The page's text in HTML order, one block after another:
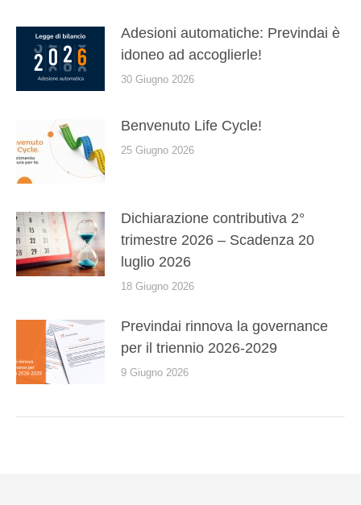
Adesioni automatiche: Previndai è
idoneo ad accoglierle!
30 Giugno 2026
Benvenuto Life Cycle!
25 Giugno 2026
Dichiarazione contributiva 2°
trimestre 2026 – Scadenza 20
luglio 2026
18 Giugno 2026
Previndai rinnova la governance
per il triennio 2026-2029
9 Giugno 2026